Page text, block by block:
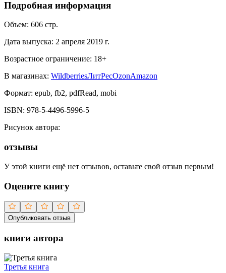
Подробная информация
Объем: 606 стр.
Дата выпуска: 2 апреля 2019 г.
Возрастное ограничение: 18+
В магазинах: WildberriesЛитРесOzonAmazon
Формат: epub, fb2, pdfRead, mobi
ISBN: 978-5-4496-5996-5
Рисунок автора:
отзывы
У этой книги ещё нет отзывов, оставьте свой отзыв первым!
Оцените книгу
Опубликовать отзыв
книги автора
Третья книга